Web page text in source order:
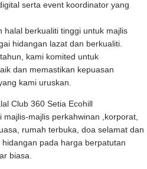
serta event koordinator yang
halal berkualiti tinggi untuk majlis
hidangan lazat dan berkualiti.
kami komited untuk
dan memastikan kepuasan
kami uruskan.
Club 360 Setia Ecohill
majlis-majlis perkahwinan ,korporat,
rumah terbuka, doa selamat dan
pada harga berpatutan
biasa.